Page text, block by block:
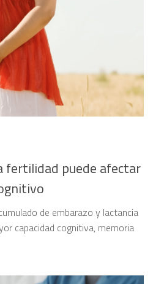
fertilidad puede afectar
de embarazo y lactancia
capacidad cognitiva, memoria